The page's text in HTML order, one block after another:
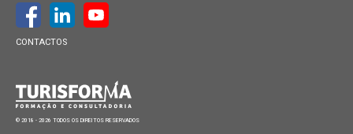
CONTACTOS
© 2018 - 2026 TODOS OS DIREITOS RESERVADOS